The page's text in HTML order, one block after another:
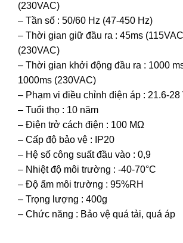
(230VAC)
– Tần số : 50/60 Hz (47-450 Hz)
– Thời gian giữ đầu ra : 45ms
(230VAC)
– Thời gian khởi động đầu ra : 1000
1000ms (230VAC)
– Phạm vi điều chỉnh điện áp : 21.6-28
– Tuổi thọ : 10 năm
– Điện trở cách điện : 100 MΩ
– Cấp độ bảo vệ : IP20
– Hệ số công suất đầu vào : 0,9
– Nhiệt độ môi trường : -40-70°C
– Độ ẩm môi trường : 95%RH
– Trọng lượng : 400g
– Chức năng : Bảo vệ quá tải, quá áp